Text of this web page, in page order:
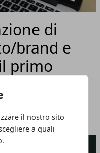
il nostro sito
a quali
di
brand e
primo
online